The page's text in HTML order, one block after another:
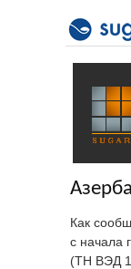
Как
с начала
(ТН ВЭД